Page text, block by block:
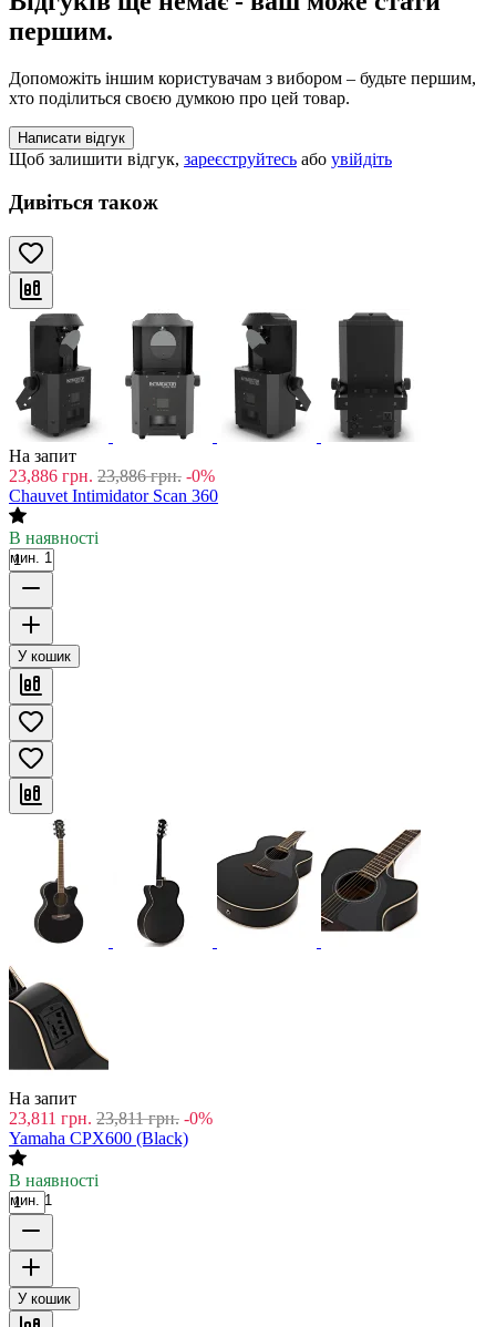
першим.
Допоможіть іншим користувачам з вибором – будьте першим,
хто поділиться своєю думкою про цей товар.
Написати відгук
Щоб залишити відгук, зареєструйтесь або увійдіть
Дивіться також
На запит
23,886 грн. 23,886 грн. -0%
Chauvet Intimidator Scan 360
В наявності
мин. 1
У кошик
На запит
23,811 грн. 23,811 грн. -0%
Yamaha CPX600 (Black)
В наявності
мин. 1
У кошик